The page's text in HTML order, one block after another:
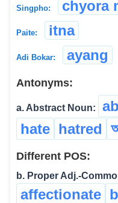
Singpho: chyora
Paite: itna
Adi Bokar: ayang
Antonyms:
a. Abstract Noun:
hate hatred
Different POS:
b. Proper Adj.-
affectionate